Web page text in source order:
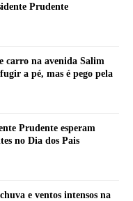
Prudente
carro na avenida Salim
a pé, mas é pego pela
Prudente esperam
no Dia dos Pais
e ventos intensos na